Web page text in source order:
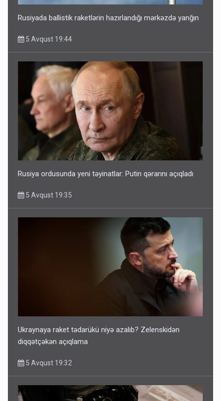
Rusiyada ballistik raketlərin hazırlandığı mərkəzdə yanğın
5 Avqust 19:44
Rusiya ordusunda yeni təyinatlar: Putin qərarını açıqladı
5 Avqust 19:35
Ukraynaya raket tədarükü niyə azalıb? Zelenskidən
diqqətçəkən açıqlama
5 Avqust 19:32